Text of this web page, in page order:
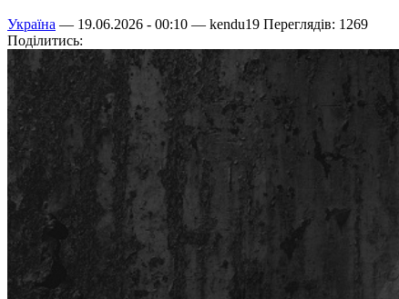
Україна — 19.06.2026 - 00:10 — kendu19 Переглядів: 1269
Поділитись: